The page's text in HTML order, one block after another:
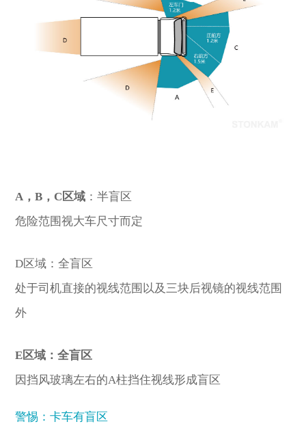
A，B，C区域 ：半盲区
危险范围视大车尺寸而定
D区域：全盲区
处于司机直接的视线范围以及三块后视镜的视线范围
外
E区域：全盲区
因挡风玻璃左右的A柱挡住视线形成盲区
警惕：卡车有盲区